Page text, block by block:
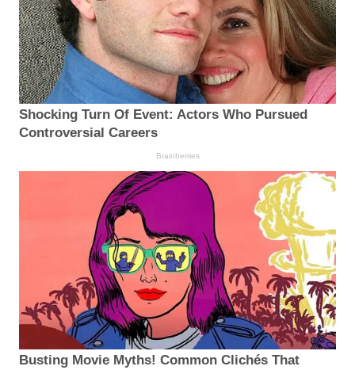
Shocking Turn Of Event: Actors Who Pursued
Controversial Careers
Brainberries
Busting Movie Myths! Common Clichés That